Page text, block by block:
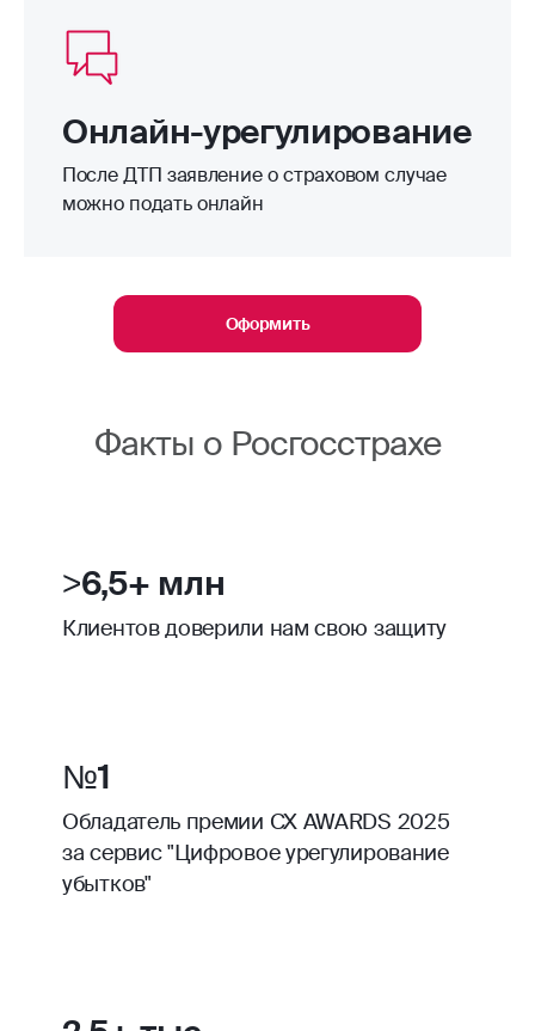
Онлайн-урегулирование
После ДТП заявление о страховом случае
можно подать онлайн
Оформить
Факты о Росгосстрахе
>6,5+ млн
Клиентов доверили нам свою защиту
№1
Обладатель премии CX AWARDS 2025
за сервис "Цифровое урегулирование
убытков"